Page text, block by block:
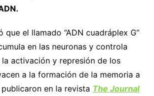
que el llamado “ADN cuadráplex G”
en las neuronas y controla
activación y represión de los
a la formación de la memoria a
en la revista The Journal